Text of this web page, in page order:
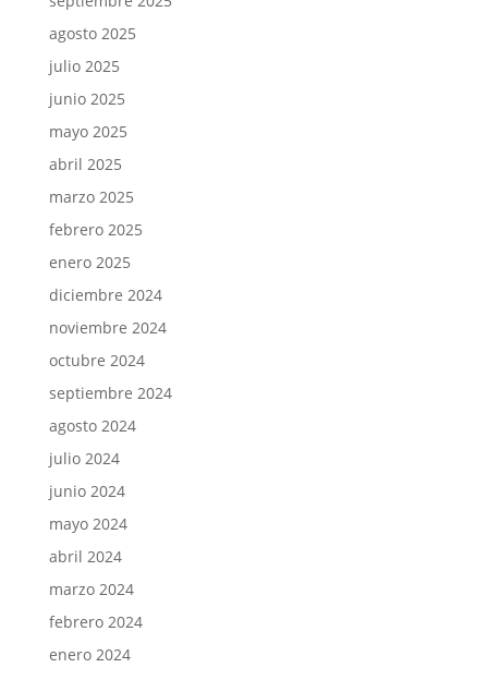
agosto 2025
julio 2025
junio 2025
mayo 2025
abril 2025
marzo 2025
febrero 2025
enero 2025
diciembre 2024
noviembre 2024
octubre 2024
septiembre 2024
agosto 2024
julio 2024
junio 2024
mayo 2024
abril 2024
marzo 2024
febrero 2024
enero 2024